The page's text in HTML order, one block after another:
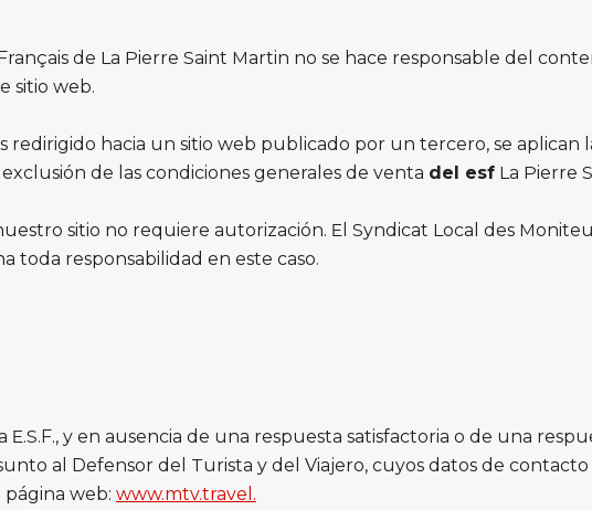
de La Pierre Saint Martin no se hace responsable del
sitio web.
hacia un sitio web publicado por un tercero, se aplican
de las condiciones generales de venta del esf La Pierre
sitio no requiere autorización. El Syndicat Local des
toda responsabilidad en este caso.
y en ausencia de una respuesta satisfactoria o de una
al Defensor del Turista y del Viajero, cuyos datos de contacto
web: www.mtv.travel.